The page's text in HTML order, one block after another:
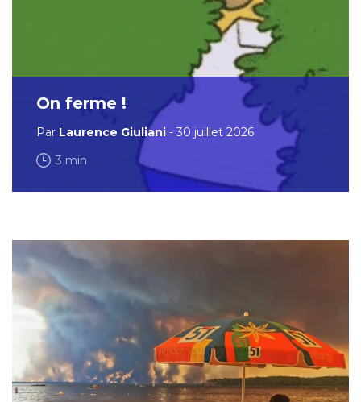
On ferme !
Par Laurence Giuliani - 30 juillet 2026
3 min